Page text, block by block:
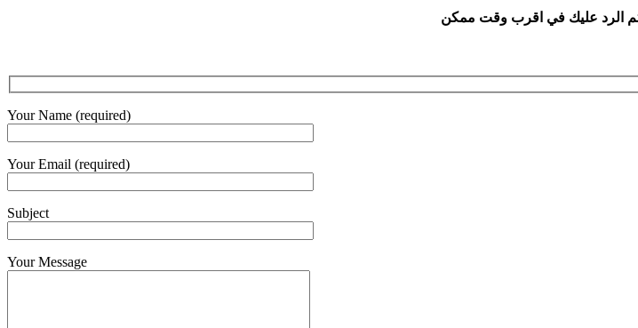
يتم الرد عليك في اقرب وقت ممكن
Your Name (required)
Your Email (required)
Subject
Your Message